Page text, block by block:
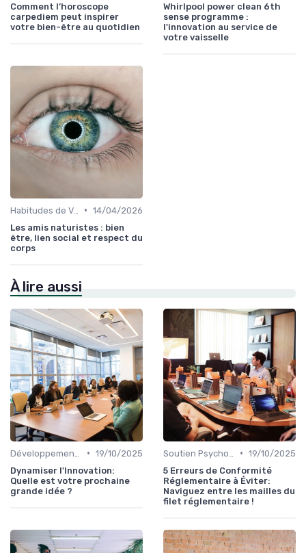
Comment l’horoscope
carpediem peut inspirer
votre bien-être au quotidien
Whirlpool power clean 6th
sense programme :
l'innovation au service de
votre vaisselle
• 14/04/2026
Les amis naturistes : bien
être, lien social et respect du
corps
À lire aussi
• 19/10/2025
Dynamiser l'Innovation:
Quelle est votre prochaine
grande idée ?
• 19/10/2025
5 Erreurs de Conformité
Réglementaire à Éviter:
Naviguez entre les mailles du
filet réglementaire !